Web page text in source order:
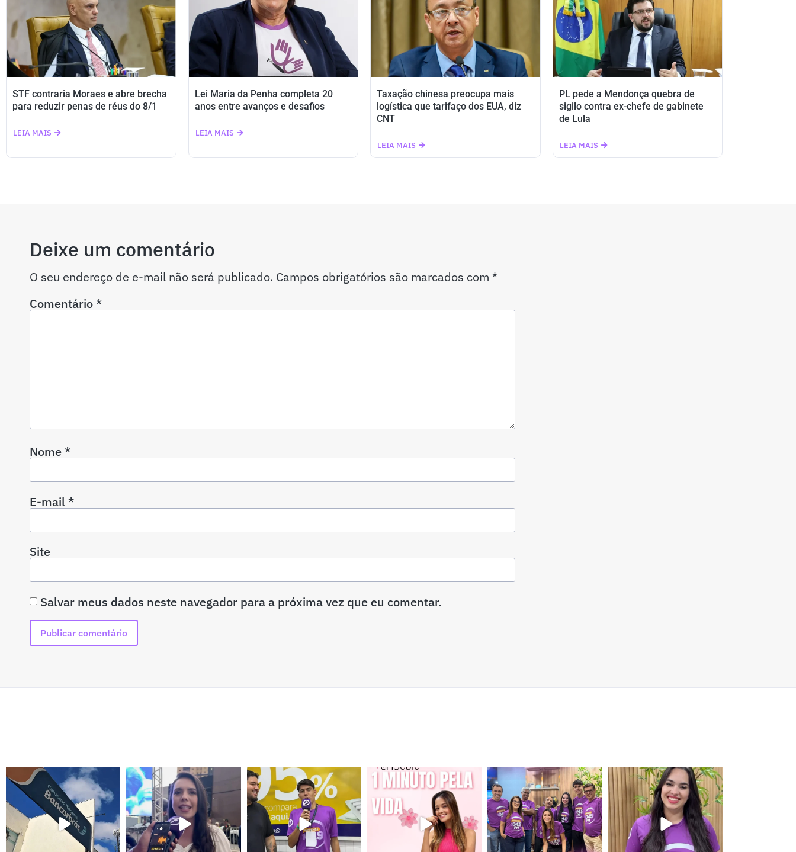
STF contraria Moraes e abre brecha
para reduzir penas de réus do 8/1
LEIA MAIS
Lei Maria da Penha completa 20
anos entre avanços e desafios
LEIA MAIS
Taxação chinesa preocupa mais
logística que tarifaço dos EUA, diz
CNT
LEIA MAIS
PL pede a Mendonça quebra de
sigilo contra ex-chefe de gabinete
de Lula
LEIA MAIS
Deixe um comentário
O seu endereço de e-mail não será publicado. Campos obrigatórios são marcados com *
Comentário*
Nome*
E-mail*
Site
Salvar meus dados neste navegador para a próxima vez que eu comentar.